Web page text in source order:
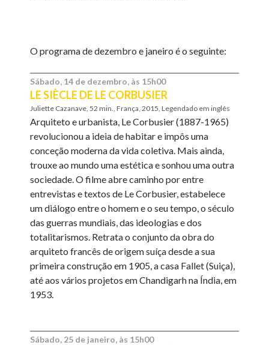
O programa de dezembro e janeiro é o seguinte:
Sábado, 14 de dezembro, às 15h00
LE SIÈCLE DE LE CORBUSIER
Juliette Cazanave, 52 min., França, 2015, Legendado em inglês
Arquiteto e urbanista, Le Corbusier (1887-1965)
revolucionou a ideia de habitar e impôs uma
conceção moderna da vida coletiva. Mais ainda,
trouxe ao mundo uma estética e sonhou uma outra
sociedade. O filme abre caminho por entre
entrevistas e textos de Le Corbusier, estabelece
um diálogo entre o homem e o seu tempo, o século
das guerras mundiais, das ideologias e dos
totalitarismos. Retrata o conjunto da obra do
arquiteto francês de origem suíça desde a sua
primeira construção em 1905, a casa Fallet (Suiça),
até aos vários projetos em Chandigarh na Índia, em
1953.
Sábado, 25 de janeiro, às 15h00